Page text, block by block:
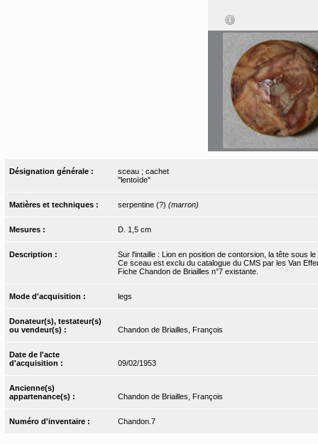
Désignation générale :
sceau ; cachet
"lentoïde"
Matières et techniques : serpentine (?) (marron)
Mesures : D. 1,5 cm
Description :
Sur l'intaille : Lion en position de contorsion, la tête sous
Ce sceau est exclu du catalogue du CMS par les Van
Fiche Chandon de Briailles n°7 existante.
Mode d'acquisition : legs
Donateur(s), testateur(s)
ou vendeur(s) :
Chandon de Briailles, François
Date de l'acte
d'acquisition :
09/02/1953
Ancienne(s)
appartenance(s) :
Chandon de Briailles, François
Numéro d'inventaire : Chandon.7